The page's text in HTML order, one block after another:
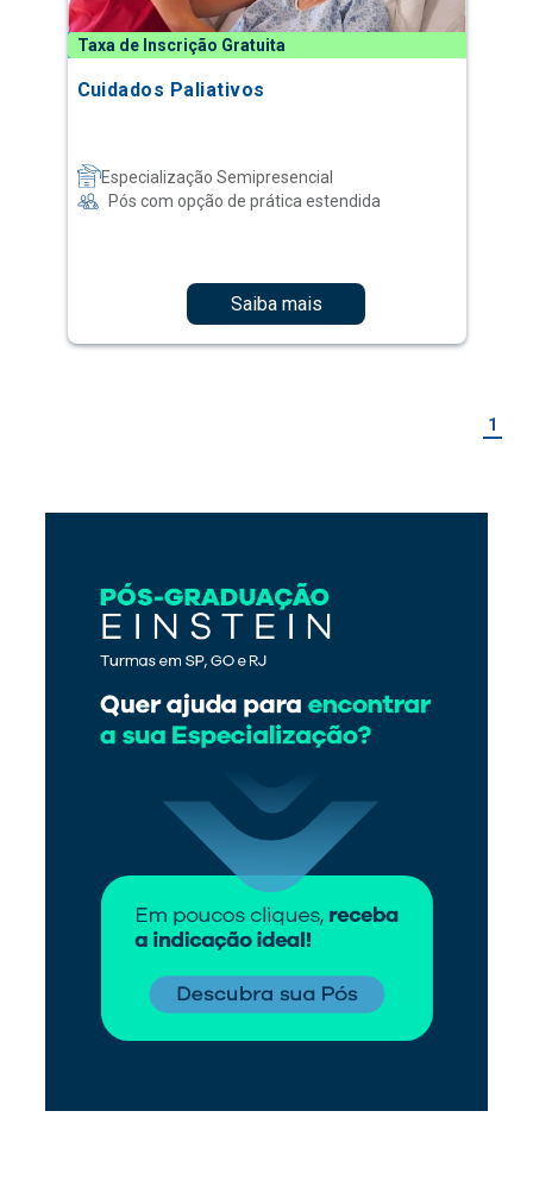
Taxa de Inscrição Gratuita
Cuidados Paliativos
Especialização Semipresencial
Pós com opção de prática estendida
Saiba mais
1